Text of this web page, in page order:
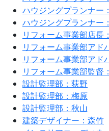
ハウジングプランナー
ハウジングプランナー
リフォーム事業部店長
リフォーム事業部アド
リフォーム事業部アド
リフォーム事業部監督
設計監理部：荻野
設計監理部：梅原
設計監理部：秋山
建築デザイナー：森竹